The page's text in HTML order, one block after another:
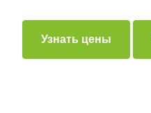
Узнать цены